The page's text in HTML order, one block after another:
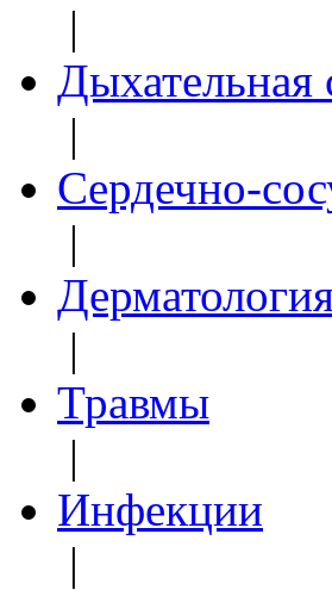
|
Дыхательная
|
Сердечно-
|
|
Травмы
|
Инфекции
|